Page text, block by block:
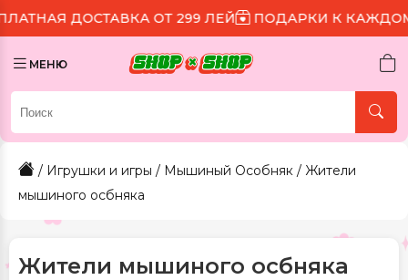
ОТ 299 ЛЕЙ ПОДАРКИ К КАЖДОМУ ЗАКАЗУ
МЕНЮ
/ Игрушки и игры / Мышиный Особняк / Жители
мышиного осбняка
Жители мышиного осбняка